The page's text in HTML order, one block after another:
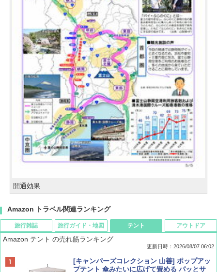
開通効果
Amazon トラベル関連ランキング
旅行雑誌
ディズニーファン ２０２６年 ９月号 [雑
誌] (ＤＩＳＮＥＹ ＦＡＮ)
旅行ガイド・地図
D40 地球の歩き方 チェンマイ タイ北部の魅
力的な町 2026～2027 地球の歩き方D アジア
テント
Amazon テント の売れ筋ランキング
更新日時：2026/08/07 06:02
[キャンパーズコレクション 山善] ポップアッ
プテント 傘みたいに広げて畳める パッとサ
アウトドア